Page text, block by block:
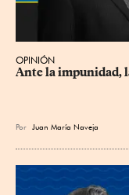
OPINIÓN
Ante la impunidad,
Por Juan María Naveja